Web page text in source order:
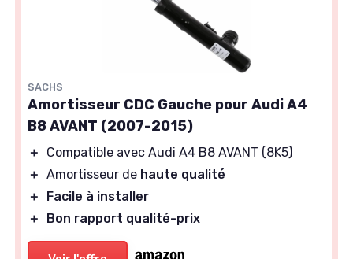
SACHS
Amortisseur CDC Gauche pour Audi A4
B8 AVANT (2007-2015)
＋
Compatible avec Audi A4 B8 AVANT (8K5)
＋ Amortisseur de haute qualité
＋
Facile à installer
＋
Bon rapport qualité-prix